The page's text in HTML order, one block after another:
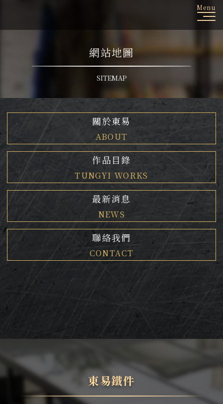
Menu
網站地圖
關於東易
ABOUT
作品目錄
TUNGYI WORKS
最新消息
NEWS
聯絡我們
CONTACT
東易鐵件